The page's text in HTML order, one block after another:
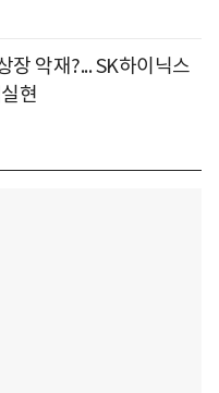
장 악재?... SK하이닉스
현